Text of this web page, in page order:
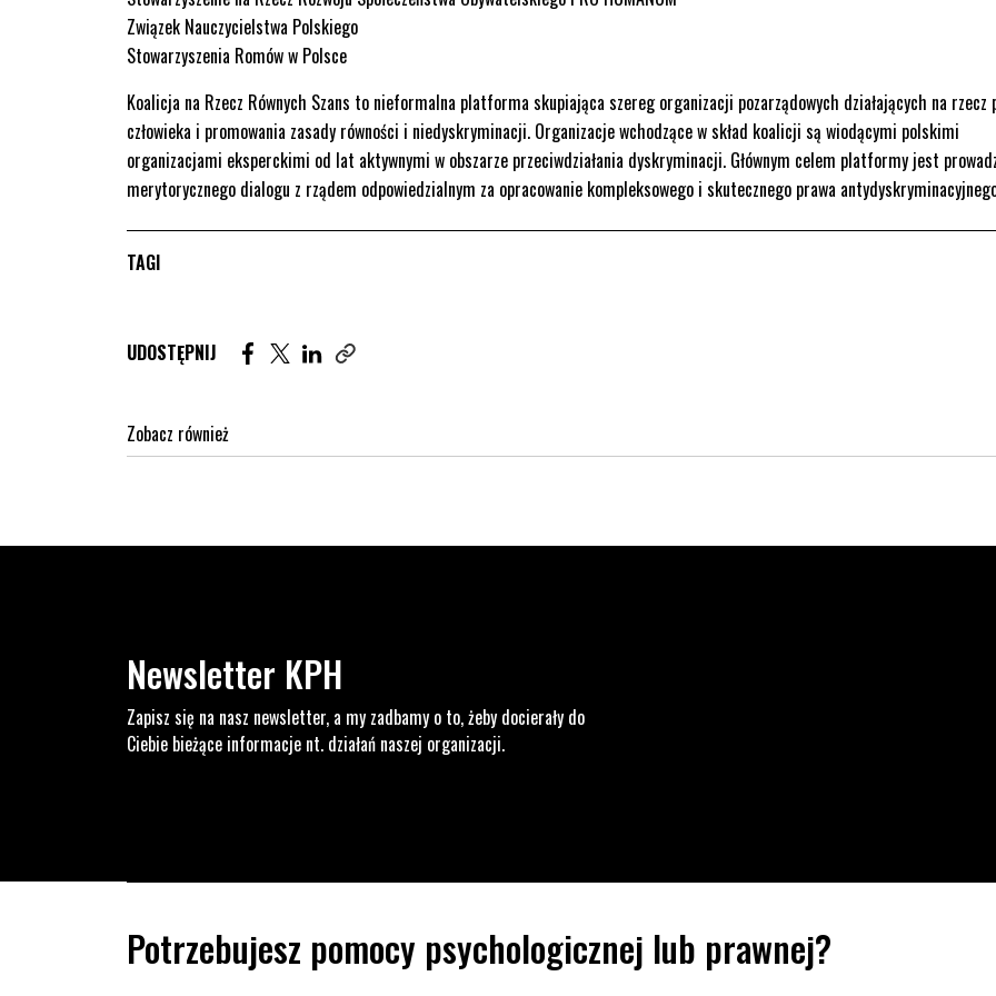
Związek Nauczycielstwa Polskiego
Stowarzyszenia Romów w Polsce
Koalicja na Rzecz Równych Szans to nieformalna platforma skupiająca szereg organizacji pozarządowych działających na rzecz
człowieka i promowania zasady równości i niedyskryminacji. Organizacje wchodzące w skład koalicji są wiodącymi polskimi
organizacjami eksperckimi od lat aktywnymi w obszarze przeciwdziałania dyskryminacji. Głównym celem platformy jest
merytorycznego dialogu z rządem odpowiedzialnym za opracowanie kompleksowego i skutecznego prawa
TAGI
UDOSTĘPNIJ Udostępnij artykuł na Facebook. Strona otwiera się w nowym oknie.
Udostępnij artykuł na Twitter. Strona otwiera się w nowym oknie.
Udostępnij artykuł na Linkedin. Strona otwiera się w nowym oknie.
Zobacz również
Newsletter KPH
Zapisz się na nasz newsletter, a my zadbamy o to, żeby docierały do
Ciebie bieżące informacje nt. działań naszej organizacji.
Potrzebujesz pomocy psychologicznej lub prawnej?